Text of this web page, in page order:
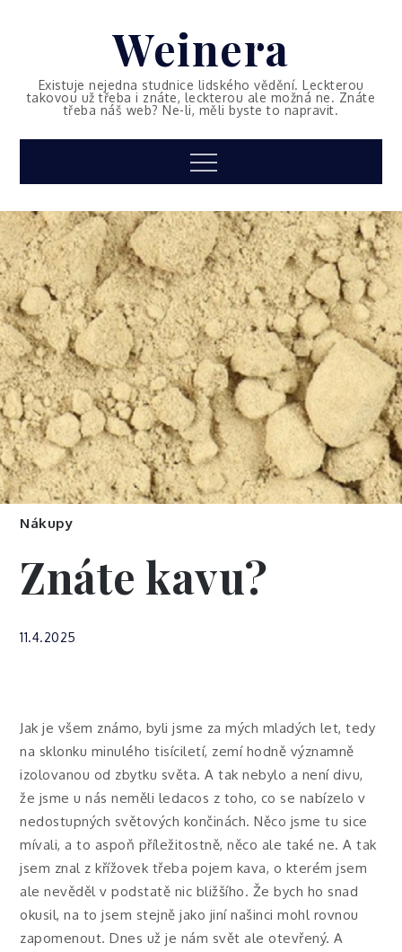
Weinera
Existuje nejedna studnice lidského vědění. Leckterou
takovou už třeba i znáte, leckterou ale možná ne. Znáte
třeba náš web? Ne-li, měli byste to napravit.
Menu
Nákupy
Znáte kavu?
11.4.2025
Jak je všem známo, byli jsme za mých mladých let, tedy
na sklonku minulého tisíciletí, zemí hodně významně
izolovanou od zbytku světa. A tak nebylo a není divu,
že jsme u nás neměli ledacos z toho, co se nabízelo v
nedostupných světových končinách. Něco jsme tu sice
mívali, a to aspoň příležitostně, něco ale také ne. A tak
jsem znal z křížovek třeba pojem kava, o kterém jsem
ale nevěděl v podstatě nic bližšího. Že bych ho snad
okusil, na to jsem stejně jako jiní našinci mohl rovnou
zapomenout.Dnes už je nám svět ale otevřený. A